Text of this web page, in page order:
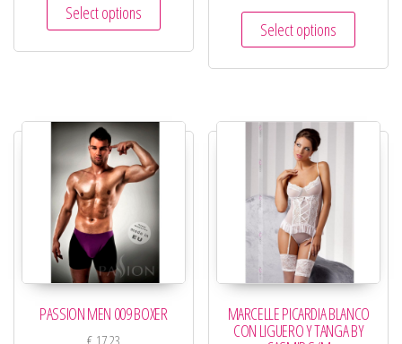
Select options
Select options
PASSION MEN 009 BOXER MARCELLE PICARDIA BLANCO
CON LIGUERO Y TANGA BY